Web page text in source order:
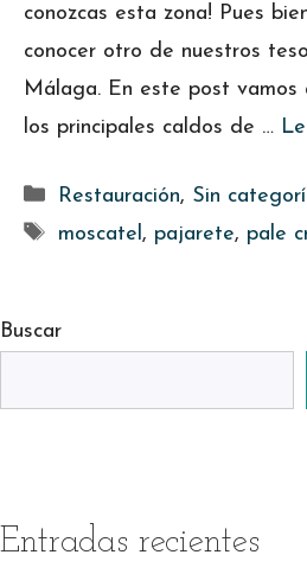
conozcas esta zona! Pues
conocer otro de nuestros
Málaga. En este post
los principales caldos de …
Categorías
Restauración, Sin
Etiquetas
moscatel , pajarete, pale
Buscar
Entradas recientes